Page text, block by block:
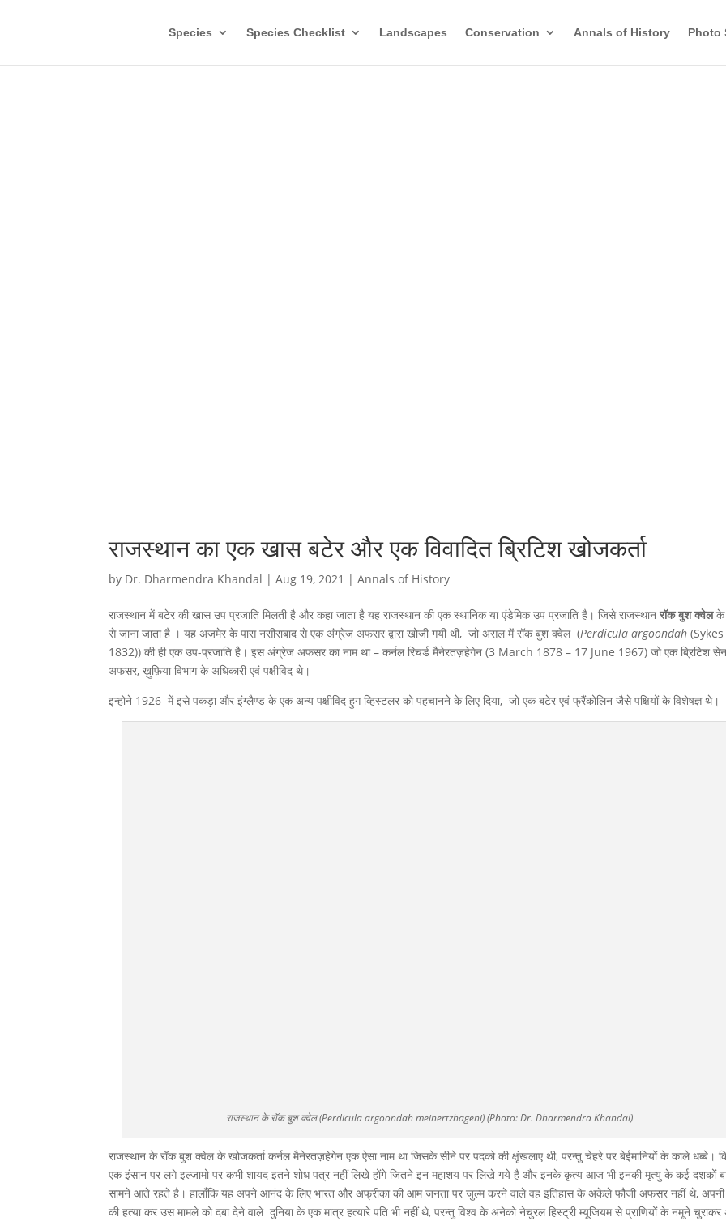
Species Species Checklist Landscapes Conservation Annals of History Photo
राजस्थान का एक खास बटेर और एक विवादित ब्रिटिश खोजकर्ता
by Dr. Dharmendra Khandal |Aug 19, 2021 |Annals of History
राजस्थान में बटेर की खास उप प्रजाति मिलती है और कहा जाता है यह राजस्थान की एक स्थानिक या एंडेमिक उप प्रजाति है। जिसे राजस्थानरॉक बुश क्वेलके
से जाना जाता है । यह अजमेर के पास नसीराबाद से एक अंग्रेज अफसर द्वारा खोजी गयी थी, जो असल में रॉक बुश क्वेल (Perdicula argoondah (Sykes
1832)) की ही एक उप-प्रजाति है। इस अंग्रेज अफसर का नाम था – कर्नल रिचर्ड मैनेरतज़हेगेन (3 March 1878 – 17 June 1967) जो एक ब्रिटिश
अफसर, ख़ुफ़िया विभाग के अधिकारी एवं पक्षीविद थे।
इन्होने 1926 में इसे पकड़ा और इंग्लैण्ड के एक अन्य पक्षीविद हुग व्हिस्टलर को पहचानने के लिए दिया, जो एक बटेर एवं फ्रैंकोलिन जैसे पक्षियों के विशेषज्ञ थे।
राजस्थान के रॉक बुश क्वेल (Perdicula argoondah meinertzhageni) (Photo: Dr. Dharmendra Khandal)
राजस्थान के रॉक बुश क्वेल के खोजकर्ता कर्नल मैनेरतज़हेगेन एक ऐसा नाम था जिसके सीने पर पदको की क्षृंखलाए थी, परन्तु चेहरे पर बेईमानियों के काले धब्बे।
एक इंसान पर लगे इल्जामो पर कभी शायद इतने शोध पत्र नहीं लिखे होंगे जितने इन महाशय पर लिखे गये है और इनके कृत्य आज भी इनकी मृत्यु के कई दशकों
सामने आते रहते है। हालाँकि यह अपने आनंद के लिए भारत और अफ्रीका की आम जनता पर जुल्म करने वाले वह इतिहास के अकेले फौजी अफसर नहीं थे, अपनी
की हत्या कर उस मामले को दबा देने वाले दुनिया के एक मात्र हत्यारे पति भी नहीं थे, परन्तु विश्व के अनेको नेचुरल हिस्ट्री म्यूजियम से प्राणियों के नमूने